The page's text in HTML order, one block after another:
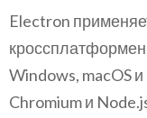
Electron
Windows, macOS
Chromium и